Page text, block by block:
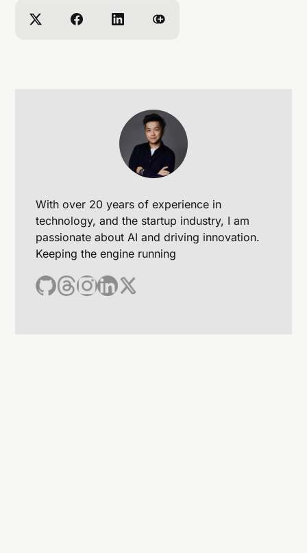
ChatGPT-4的翻譯品質如何？
譯的流暢度，並且使用更多的上下文信息來提高翻
ChatGPT-4是否支援多種語言的翻譯？
是的，ChatGPT-4支援多種語言的翻譯，包括但
不限於英文、西班牙文、法文、德文等。
With over 20 years of experience in
technology, and the startup industry, I am
passionate about AI and driving innovation.
Keeping the engine running